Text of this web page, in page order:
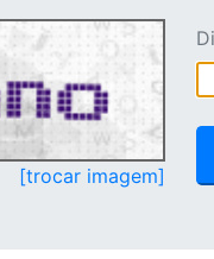
[trocar imagem]